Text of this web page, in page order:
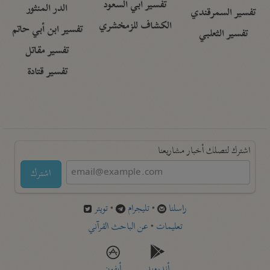
تفسير السمرقندي
تفسير الثعلبي
تفسير أبي السعود
الكشاف للزمخشري
الدر المنثور
تفسير ابن أبي حاتم
تفسير مقاتل
تفسير قتادة
اشترك لتصلك أخبار مشاريعنا
اشترك
راسلنا •تليجرام •تويتر
تعليمات •عن الباحث القرآني